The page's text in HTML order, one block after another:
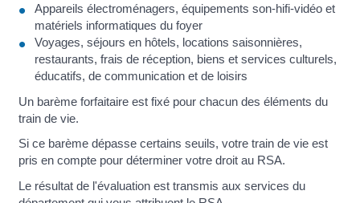
Appareils électroménagers, équipements son-hifi-vidéo et
matériels informatiques du foyer
Voyages, séjours en hôtels, locations saisonnières,
restaurants, frais de réception, biens et services culturels,
éducatifs, de communication et de loisirs
Un barème forfaitaire est fixé pour chacun des éléments du
train de vie.
Si ce barème dépasse certains seuils, votre train de vie est
pris en compte pour déterminer votre droit au RSA.
Le résultat de l'évaluation est transmis aux services du